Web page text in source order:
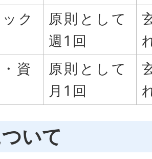
ク
原則として
週1回
資
原則として
月1回
いて